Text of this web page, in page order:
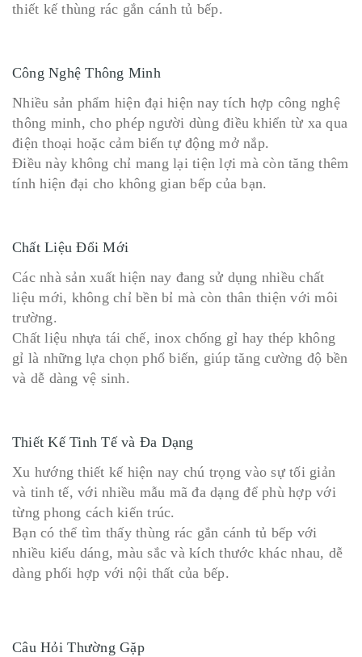
thiết kế thùng rác gắn cánh tủ bếp.
Công Nghệ Thông Minh
Nhiều sản phẩm hiện đại hiện nay tích hợp công nghệ
thông minh, cho phép người dùng điều khiển từ xa qua
điện thoại hoặc cảm biến tự động mở nắp.
Điều này không chỉ mang lại tiện lợi mà còn tăng thêm
tính hiện đại cho không gian bếp của bạn.
Chất Liệu Đổi Mới
Các nhà sản xuất hiện nay đang sử dụng nhiều chất
liệu mới, không chỉ bền bỉ mà còn thân thiện với môi
trường.
Chất liệu nhựa tái chế, inox chống gỉ hay thép không
gỉ là những lựa chọn phổ biến, giúp tăng cường độ bền
và dễ dàng vệ sinh.
Thiết Kế Tinh Tế và Đa Dạng
Xu hướng thiết kế hiện nay chú trọng vào sự tối giản
và tinh tế, với nhiều mẫu mã đa dạng để phù hợp với
từng phong cách kiến trúc.
Bạn có thể tìm thấy thùng rác gắn cánh tủ bếp với
nhiều kiểu dáng, màu sắc và kích thước khác nhau, dễ
dàng phối hợp với nội thất của bếp.
Câu Hỏi Thường Gặp